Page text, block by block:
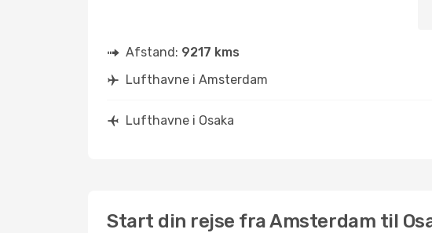
Afstand: 9217 kms
Lufthavne i Amsterdam
Lufthavne i Osaka
Start din rejse fra Amsterdam til